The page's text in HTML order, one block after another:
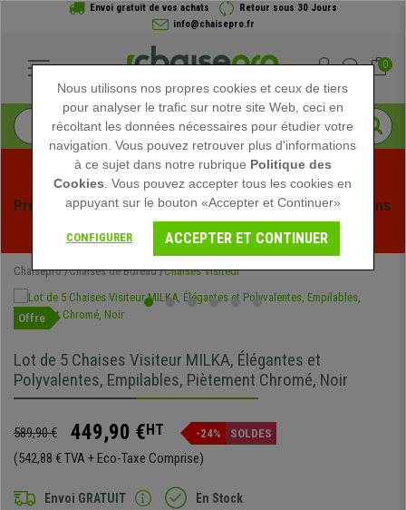
Envoi gratuit de vos achats
Retour sous 30 Jours
info@chaisepro.fr
0
Profitez des soldes d'été chez Chaisepro ! Des réductions
exclusives pour une durée limitée - Voir l'offre
Chaisepro Chaises de Bureau Chaises Visiteur
Offre
Lot de 5 Chaises Visiteur MILKA, Élégantes et
Polyvalentes, Empilables, Piètement Chromé, Noir
589,90 € 449,90 €HT -24% SOLDES
(542,88 € TVA + Eco-Taxe Comprise)
Envoi GRATUIT En Stock
Nous utilisons nos propres cookies et ceux de tiers
pour analyser le trafic sur notre site Web, ceci en
récoltant les données nécessaires pour étudier votre
navigation. Vous pouvez retrouver plus d'informations
à ce sujet dans notre rubrique Politique des
Cookies . Vous pouvez accepter tous les cookies en
appuyant sur le bouton «Accepter et Continuer»
CONFIGURER ACCEPTER ET CONTINUER